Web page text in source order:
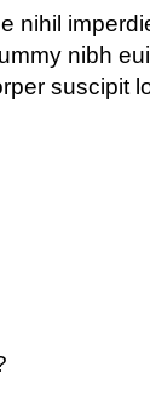
nihil
nibh
suscipit